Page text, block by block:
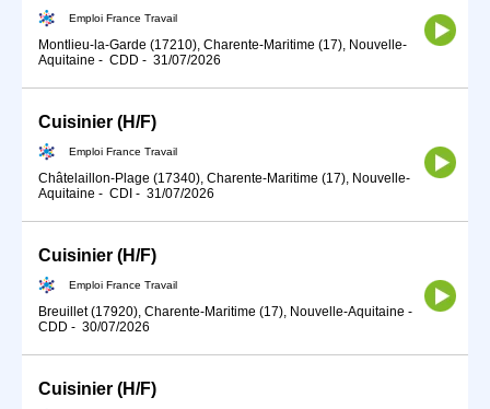
Emploi France Travail
Montlieu-la-Garde (17210), Charente-Maritime (17), Nouvelle-
Aquitaine - CDD - 31/07/2026
Cuisinier (H/F)
Emploi France Travail
Châtelaillon-Plage (17340), Charente-Maritime (17), Nouvelle-
Aquitaine - CDI - 31/07/2026
Cuisinier (H/F)
Emploi France Travail
Breuillet (17920), Charente-Maritime (17), Nouvelle-Aquitaine -
CDD - 30/07/2026
Cuisinier (H/F)